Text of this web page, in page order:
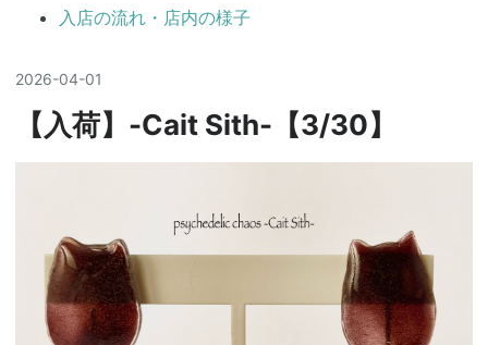
入店の流れ・店内の様子
2026-04-01
【入荷】-Cait Sith-【3/30】